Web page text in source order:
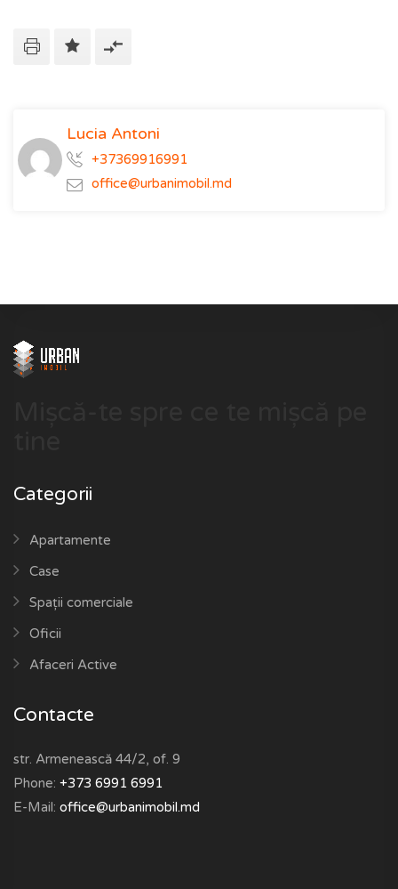
Lucia Antoni
+37369916991
office@urbanimobil.md
Categorii
Apartamente
Case
Spații comerciale
Oficii
Afaceri Active
Contacte
str. Armenească 44/2, of. 9
Phone: +373 6991 6991
E-Mail: office@urbanimobil.md